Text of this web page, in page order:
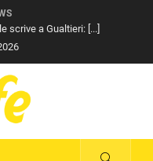
scrive a Gualtieri: [...]